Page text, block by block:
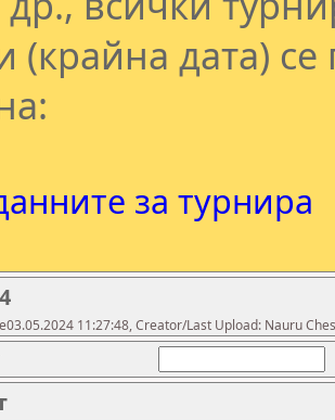
(крайна дата) се
за турнира
11:27:48, Creator/Last Upload: Nauru